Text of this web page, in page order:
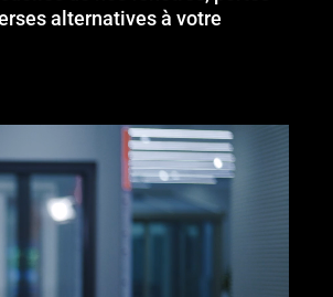
alternatives à votre